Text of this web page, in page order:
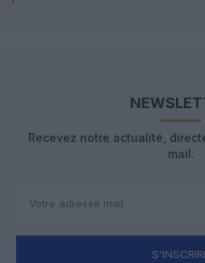
Recevez notre actualité,
mail.